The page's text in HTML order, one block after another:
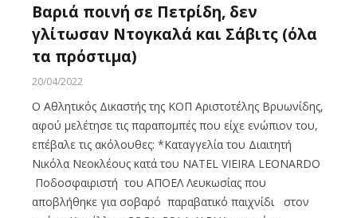
Βαριά ποινή σε Πετρίδη, δεν
γλίτωσαν Ντογκαλά και Σάβιτς (όλα
τα πρόστιμα)
20/04/2022
Ο Αθλητικός Δικαστής της ΚΟΠ Αριστοτέλης Βρυωνίδης,
αφού μελέτησε τις παραπομπές που είχε ενώπιον του,
επέβαλε τις ακόλουθες: *Καταγγελία του Διαιτητή
Νικόλα Νεοκλέους κατά του NATEL VIEIRA LEONARDO
Ποδοσφαιριστή του ΑΠΟΕΛ Λευκωσίας που
αποβλήθηκε για σοβαρό παραβατικό παιχνίδι στον